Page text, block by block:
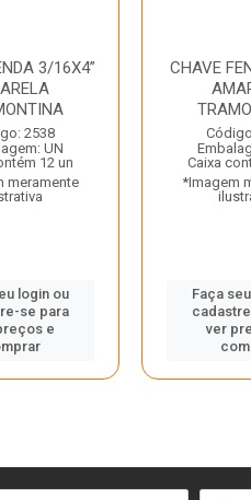
3/16X4”
2538
UN
12 un
meramente
login ou
se para
e
CHAVE
Caixa
*Imagem
Faça
ver